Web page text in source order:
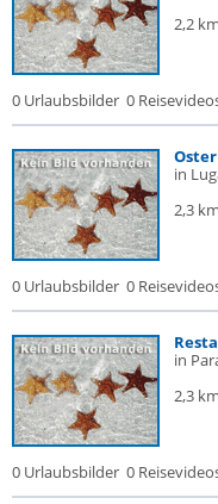
2,2
0 Urlaubsbilder 0
in
2,3
0 Urlaubsbilder 0
in
2,3
0 Urlaubsbilder 0